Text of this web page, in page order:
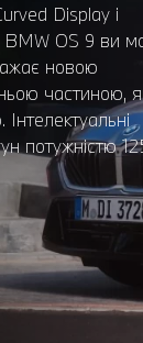
Display і
BMW OS 9 ви
новою
частиною,
потужністю